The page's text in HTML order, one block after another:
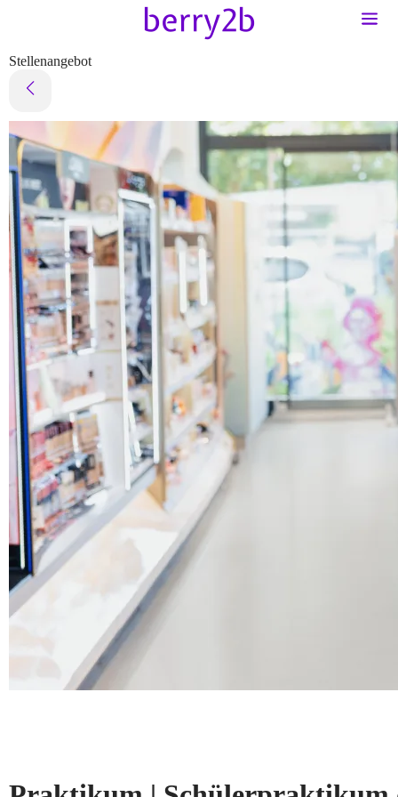
Stellenangebot